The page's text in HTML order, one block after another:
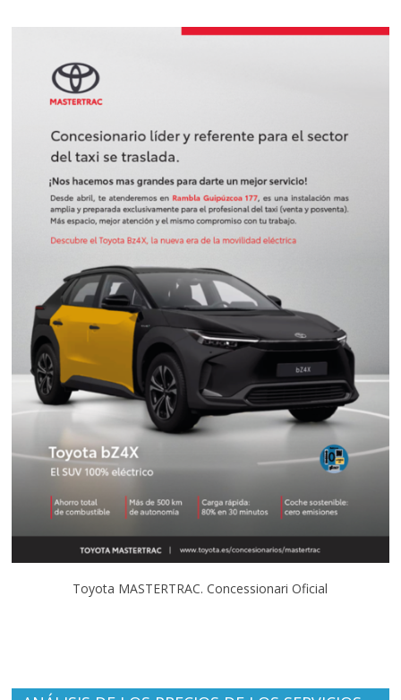
Toyota MASTERTRAC. Concessionari Oficial